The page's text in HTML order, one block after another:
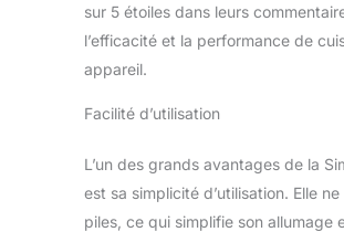
sur 5 étoiles dans leurs
l’efficacité et la performance de
appareil.
Facilité d’utilisation
L’un des grands avantages de la
est sa simplicité d’utilisation. Elle
piles, ce qui simplifie son allumage